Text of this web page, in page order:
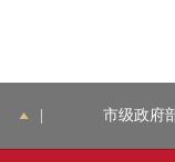
市级政府